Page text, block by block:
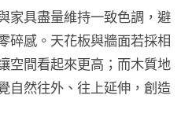
家具盡量維持一致色調 ，避
碎感。天花板與牆面若採相
空間看起來更高；而木質地
自然往外、往上延伸，創造